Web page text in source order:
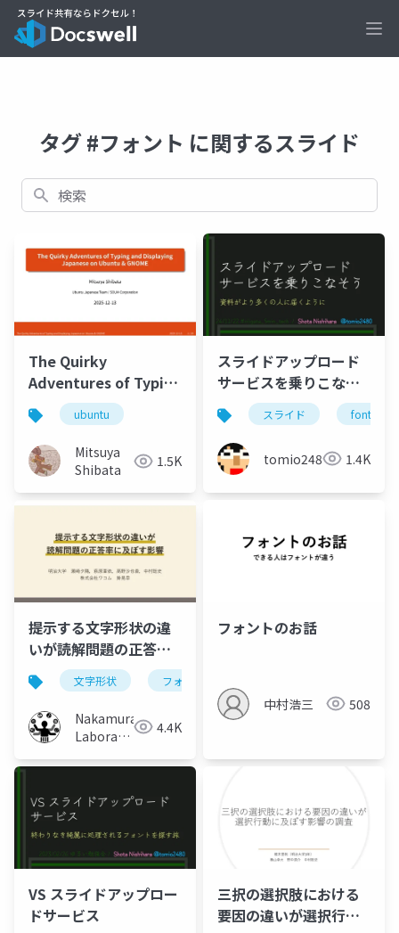
タグ #フォント に関するスライド
検索
The Quirky
Adventures of Typing
and Displaying
Japanese on Ubuntu
& GNOME
ubuntu
Mitsuya
Shibata
1.5K
スライドアップロード
サービスを乗りこなそ
う
スライド font
tomio2480 1.4K
提示する文字形状の違
いが読解問題の正答率
に及ぼす影響
文字形状 フォント
Nakamura
Laboratory
University)
4.4K
フォントのお話
中村浩三 508
VS スライドアップロー
ドサービス
三択の選択肢における
要因の違いが選択行動